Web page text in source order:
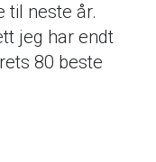
til neste år.
jeg har endt
80 beste